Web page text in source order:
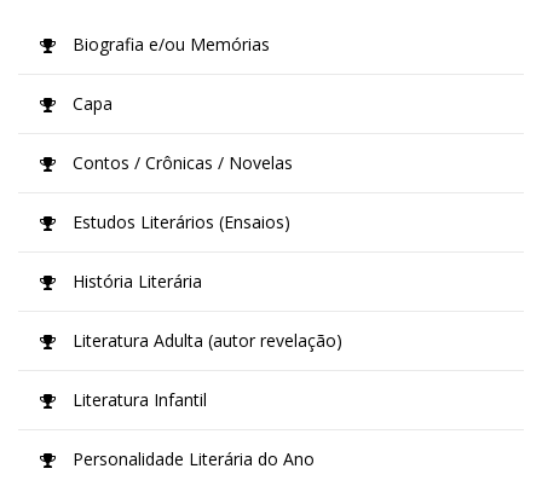
Biografia e/ou Memórias
Capa
Contos / Crônicas / Novelas
Estudos Literários (Ensaios)
História Literária
Literatura Adulta (autor revelação)
Literatura Infantil
Personalidade Literária do Ano